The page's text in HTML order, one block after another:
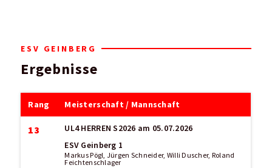
ESV GEINBERG
Ergebnisse
Rang Meisterschaft / Mannschaft
13 UL4 HERREN S2026 am 05.07.2026
ESV Geinberg 1
Markus Pögl, Jürgen Schneider, Willi Duscher, Roland
Feichtenschlager